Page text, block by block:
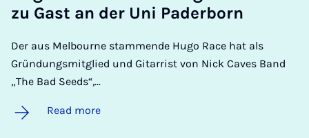
zu Gast an der Uni Pader­born
Der aus Melbourne stammende Hugo Race hat als
Gründungsmitglied und Gitarrist von Nick Caves Band
„The Bad Seeds“,...
Read more